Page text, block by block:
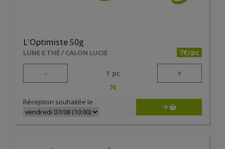
L'Optimiste 50g
LUNE E THÉ / CALON LUCIE 7€/pc
- 1 pc +
7€
Réception souhaitée le